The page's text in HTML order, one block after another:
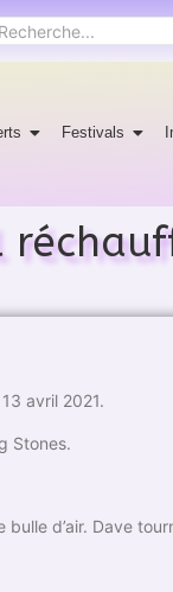
Festivals
avril 2021.
Stones.
d’air. Dave